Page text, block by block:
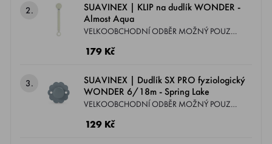
a barevnost v jednom. Klip se silikonovou
hlavou, plochým páskem a silikonovým
připnout.
2.
SUAVINEX | KLIP na dudlík WONDER -
Almost Aqua
VELKOOBCHODNÍ ODBĚR MOŽNÝ POUZE
DLE PODMÍNEK ZASLANÝCH EMAILEM.
a barevnost v jednom. Klip se silikonovou
hlavou, plochým páskem a silikonovým
připnout.
179 Kč
3.
SUAVINEX | Dudlík SX PRO fyziologický
WONDER 6/18m - Spring Lake
VELKOOBCHODNÍ ODBĚR MOŽNÝ POUZE
DLE PODMÍNEK ZASLANÝCH EMAILEM.
129 Kč